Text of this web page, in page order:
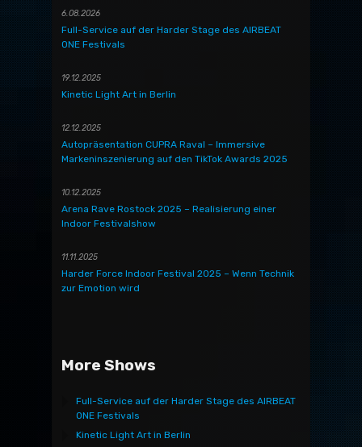
6.08.2026
Full-Service auf der Harder Stage des AIRBEAT
ONE Festivals
19.12.2025
Kinetic Light Art in Berlin
12.12.2025
Autopräsentation CUPRA Raval – Immersive
Markeninszenierung auf den TikTok Awards 2025
10.12.2025
Arena Rave Rostock 2025 – Realisierung einer
Indoor Festivalshow
11.11.2025
Harder Force Indoor Festival 2025 – Wenn Technik
zur Emotion wird
More Shows
Full-Service auf der Harder Stage des AIRBEAT
ONE Festivals
Kinetic Light Art in Berlin